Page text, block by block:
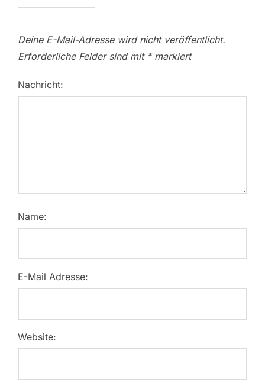
Deine E-Mail-Adresse wird nicht veröffentlicht.
Erforderliche Felder sind mit *markiert
Nachricht:
Name:
E-Mail Adresse:
Website: